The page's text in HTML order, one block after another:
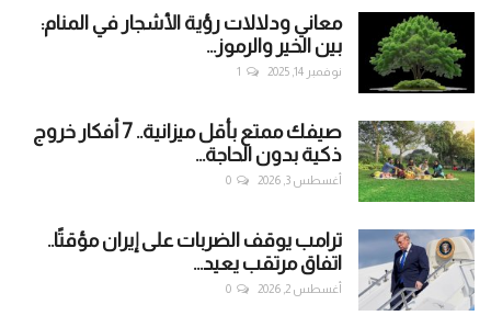
معاني ودلالات رؤية الأشجار في المنام:
بين الخير والرموز...
نوفمبر 14, 2025 1
صيفك ممتع بأقل ميزانية.. 7 أفكار خروج
ذكية بدون الحاجة...
أغسطس 3, 2026 0
ترامب يوقف الضربات على إيران مؤقتًا..
اتفاق مرتقب يعيد...
أغسطس 2, 2026 0